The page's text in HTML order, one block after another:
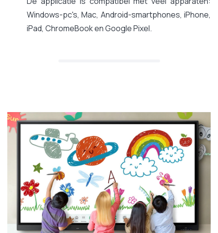
Windows-pc's, Mac, Android-smartphones, iPhone,
iPad, ChromeBook en Google Pixel.